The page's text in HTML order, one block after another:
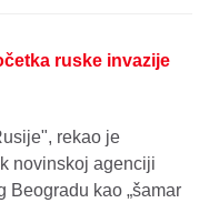
ruske invazije
rekao je
novinskoj agenciji
Beogradu kao „šamar